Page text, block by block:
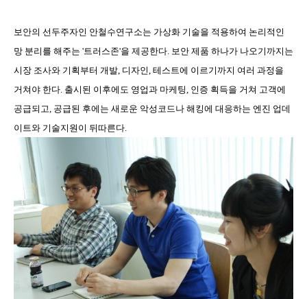
보안의 선두주자인 안철수연구소는 가상화 기술을 적용하여 논리적인
망 분리를 해주는 '트러스존'을 제공한다. 보안 제품 하나가 나오기까지는
시장 조사와 기획부터 개발, 디자인, 테스트에 이르기까지 여러 과정을
거쳐야 한다. 출시된 이후에도 영업과 마케팅, 인증 획득을 거쳐 고객에
공급되고, 공급된 후에는 새로운 악성코드나 해킹에 대응하는 엔진 업데
이트와 기술지원이 뒤따른다.